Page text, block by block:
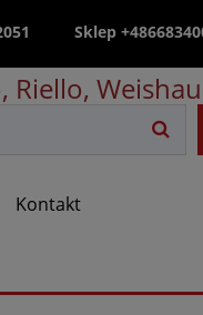
Sklep
Riello,
Kontakt